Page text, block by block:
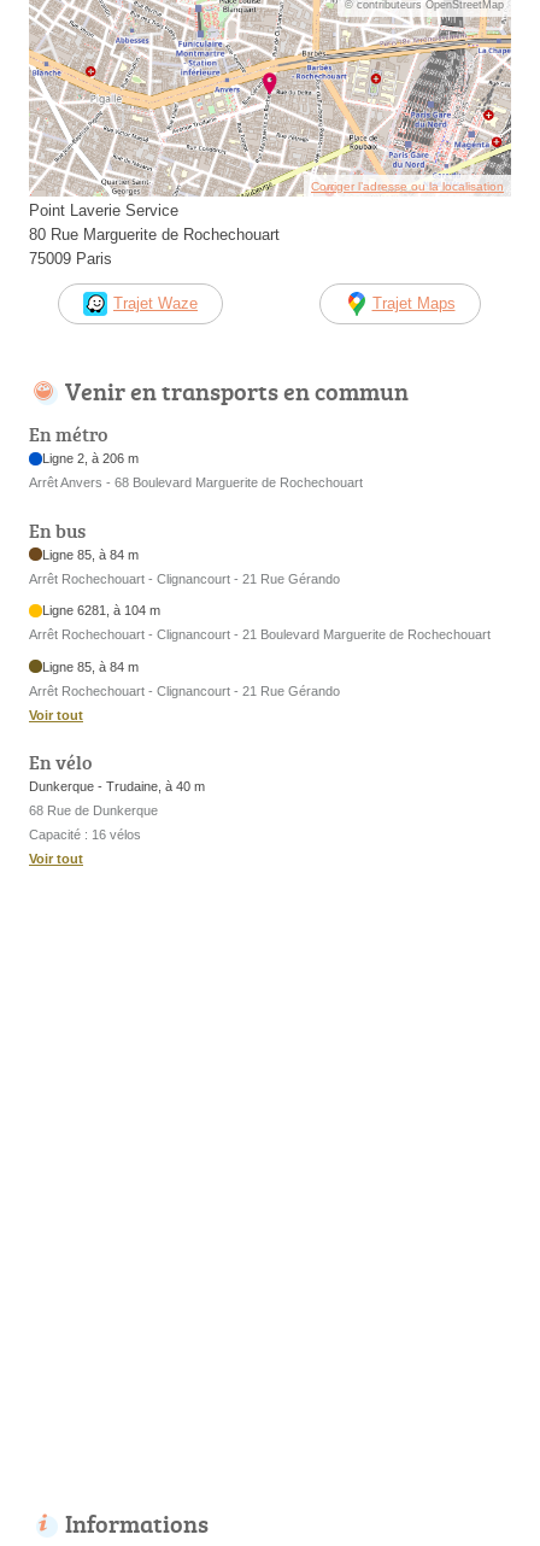
© contributeurs OpenStreetMap
Corriger l’adresse ou la localisation
Point Laverie Service
80 Rue Marguerite de Rochechouart
75009 Paris
Trajet Waze Trajet Maps
Venir en transports en commun
En métro
Ligne 2, à 206 m
Arrêt Anvers - 68 Boulevard Marguerite de Rochechouart
En bus
Ligne 85, à 84 m
Arrêt Rochechouart - Clignancourt - 21 Rue Gérando
Ligne 6281, à 104 m
Arrêt Rochechouart - Clignancourt - 21 Boulevard Marguerite de Rochechouart
Ligne 85, à 84 m
Arrêt Rochechouart - Clignancourt - 21 Rue Gérando
Voir tout
En vélo
Dunkerque - Trudaine, à 40 m
68 Rue de Dunkerque
Capacité : 16 vélos
Voir tout
Informations